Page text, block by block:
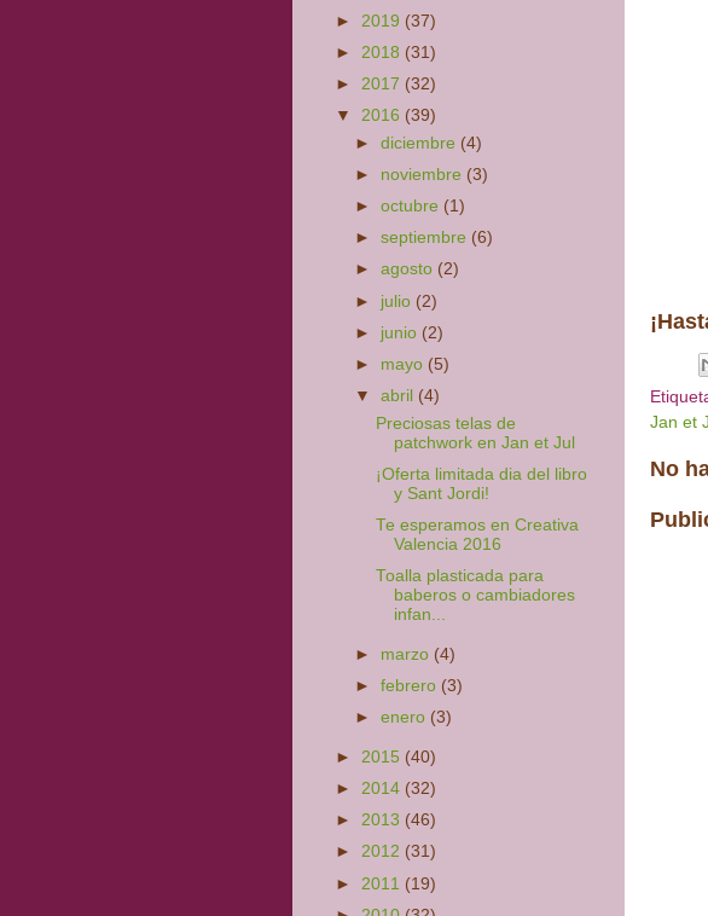
Jan et
No
► 2019 (37)
► 2018 (31)
► 2017 (32)
▼ 2016 (39)
►diciembre (4)
► noviembre (3)
►octubre (1)
►septiembre (6)
►agosto (2)
► julio (2)
► junio (2)
► mayo (5)
▼abril (4)
Preciosas telas de
patchwork en Jan et Jul
¡Oferta limitada dia del libro
y Sant Jordi!
Te esperamos en Creativa
Valencia 2016
Toalla plasticada para
baberos o cambiadores
infan...
► marzo (4)
►febrero (3)
►enero (3)
► 2015 (40)
► 2014 (32)
► 2013 (46)
► 2012 (31)
► 2011 (19)